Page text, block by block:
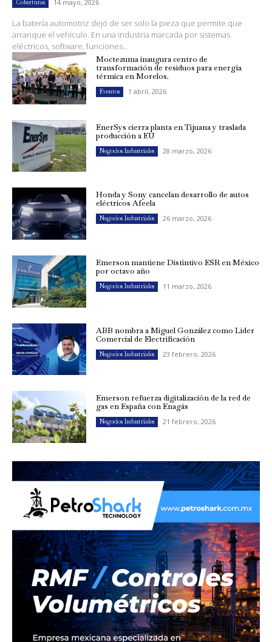
Coberturas 14 mayo, 2026
La batería automotriz dejó de ser solo la pieza que permite que
arranque el vehículo. En una industria marcada por sistemas
eléctricos, software, funciones...
Moctezuma inaugura centro de
transformación de residuos para energía
térmica en Morelos.
Eventos 1 abril, 2026
EnerSys cierra planta en Tijuana y traslada
producción a EU
Negocios Industriales 28 marzo, 2026
Honda y Sony cancelan desarrollo de autos
eléctricos Afeela
Negocios Industriales 26 marzo, 2026
Emerson mantiene Distintivo ESR en México
por octavo año
Negocios Industriales 11 marzo, 2026
ABB nombra a Miguel González como Líder
Comercial de Electrificación
Negocios Industriales 23 febrero, 2026
Emerson refuerza digitalización de la red de
gas en España con Enagás
Negocios Industriales 21 febrero, 2026